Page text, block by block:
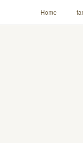
Home